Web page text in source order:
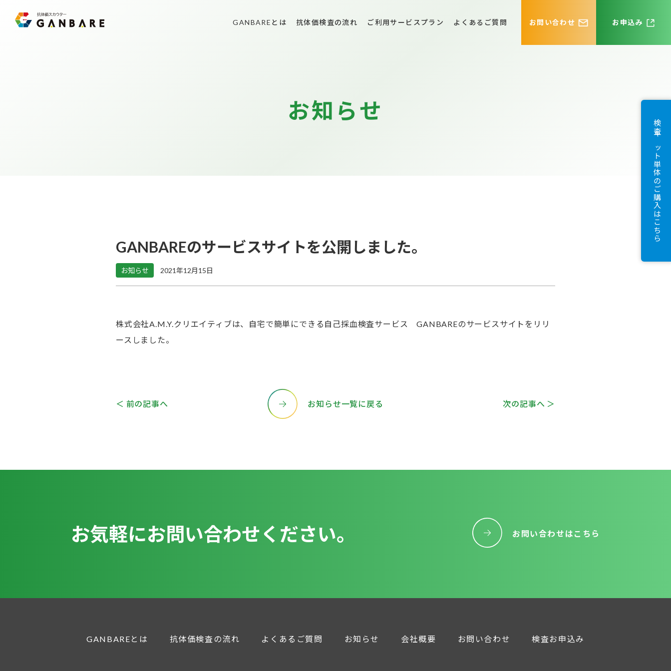
GANBAREとは 抗体価検査の流れ ご利用サービスプラン よくあるご質問 お問い合わせ お申込み
お知らせ
GANBAREのサービスサイトを公開しました。
お知らせ 2021年12月15日
株式会社A.M.Y.クリエイティブは、自宅で簡単にできる自己採血検査サービス GANBAREのサービスサイトをリリ
ースしました。
＜ 前の記事へ 次の記事へ ＞
お知らせ一覧に戻る
お気軽にお問い合わせください。 お問い合わせはこちら
GANBAREとは 抗体価検査の流れ よくあるご質問 お知らせ 会社概要 お問い合わせ 検査お申込み
検査キット単体のご購入はこちら